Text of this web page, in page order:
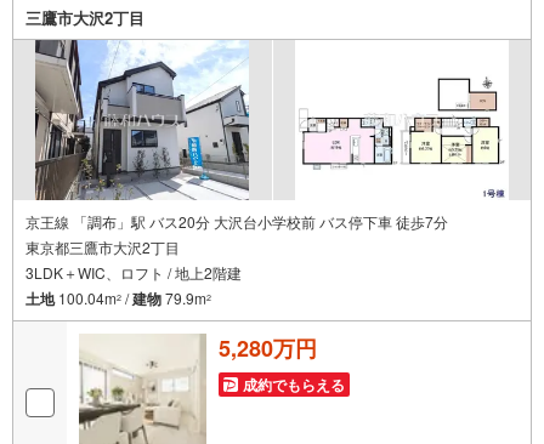
三鷹市大沢2丁目
京王線 「調布」駅 バス20分 大沢台小学校前 バス停下車 徒歩7分
東京都三鷹市大沢2丁目
3LDK＋WIC、ロフト / 地上2階建
土地100.04m2 /建物79.9m2
5,280万円
成約でもらえる